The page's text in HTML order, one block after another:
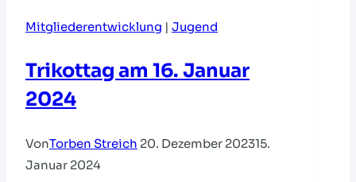
Mitgliederentwicklung | Jugend
Trikottag am 16. Januar
2024
VonTorben Streich 20. Dezember 202315.
Januar 2024